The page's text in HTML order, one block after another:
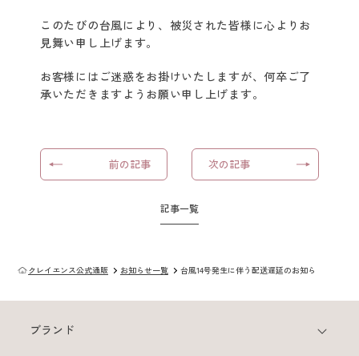
クレイスパ カラーキープ
＆ダメージケアマスク
クレイスパ
リペアカラーオイル
ヘアカラーマスカラ
薬用育毛剤ヘアグロウ
ボリュームケア
このたびの台風により、被災された皆様に心よりお
見舞い申し上げます。
お客様にはご迷惑をお掛けいたしますが、何卒ご了
承いただきますようお願い申し上げます。
前の記事
記事一覧
次の記事
クレイエンス公式通販 お知らせ一覧 台風14号発生に伴う配送遅延のお知らせ（22.09.21
ブランド